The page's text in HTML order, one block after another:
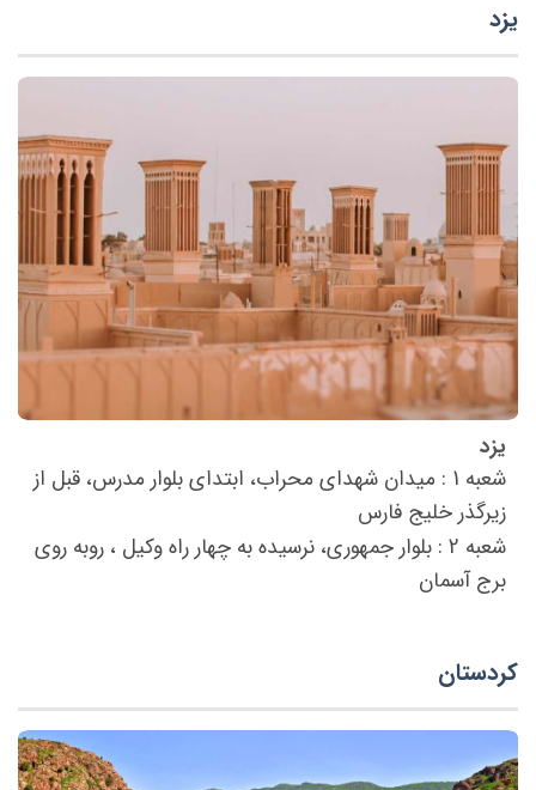
یزد
یزد
شعبه 1 : میدان شهدای محراب، ابتدای بلوار مدرس، قبل از
زیرگذر خلیج فارس
شعبه 2 : بلوار جمهوری، نرسیده به چهار راه وکیل ، روبه روی
برج آسمان
کردستان